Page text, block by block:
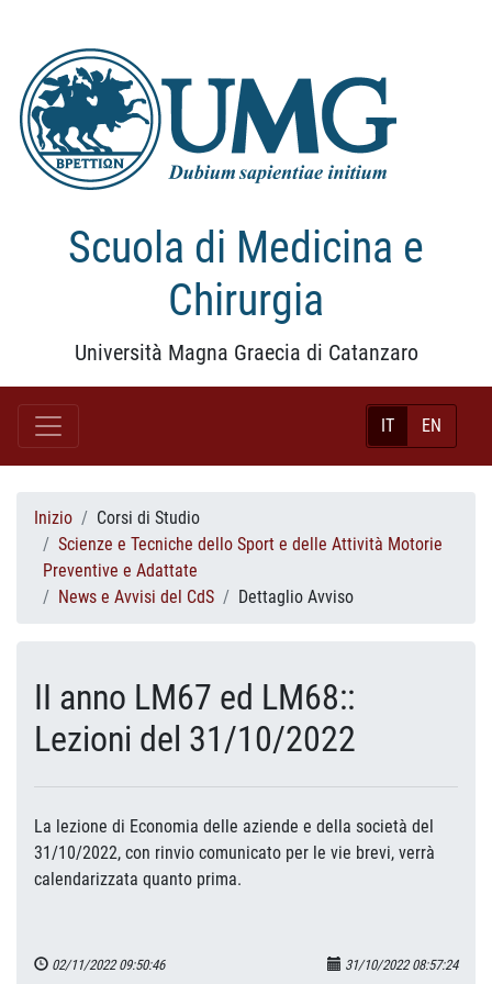
Scuola di Medicina e
Chirurgia
Università Magna Graecia di Catanzaro
IT EN
Inizio
Corsi di Studio
Scienze e Tecniche dello Sport e delle Attività Motorie
Preventive e Adattate
News e Avvisi del CdS
Dettaglio Avviso
II anno LM67 ed LM68::
Lezioni del 31/10/2022
La lezione di Economia delle aziende e della società del
31/10/2022, con rinvio comunicato per le vie brevi, verrà
calendarizzata quanto prima.
02/11/2022 09:50:46 31/10/2022 08:57:24